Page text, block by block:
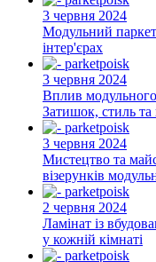
3 червня 2024
Модульний
інтер'єрах
3 червня 2024
Вплив
Затишок, стиль
3 червня 2024
Мистецтво та
візерунків
2 червня 2024
Ламінат із
у кожній кімнаті